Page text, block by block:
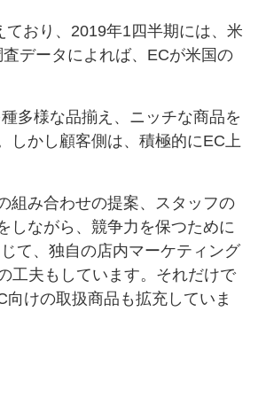
おり、2019年1四半期には、米
データによれば、ECが米国の
多様な品揃え、ニッチな商品を
しかし顧客側は、積極的にEC上
組み合わせの提案、スタッフの
しながら、競争力を保つために
て、独自の店内マーケティング
工夫もしています。それだけで
けの取扱商品も拡充していま